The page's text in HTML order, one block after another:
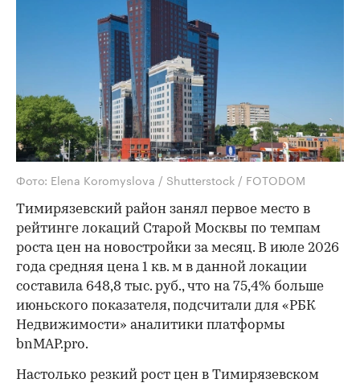
Фото: Elena Koromyslova / Shutterstock / FOTODOM
Тимирязевский район занял первое место в
рейтинге локаций Старой Москвы по темпам
роста цен на новостройки за месяц. В июле 2026
года средняя цена 1 кв. м в данной локации
составила 648,8 тыс. руб., что на 75,4% больше
июньского показателя, подсчитали для «РБК
Недвижимости» аналитики платформы
bnMAP.pro.
Настолько резкий рост цен в Тимирязевском